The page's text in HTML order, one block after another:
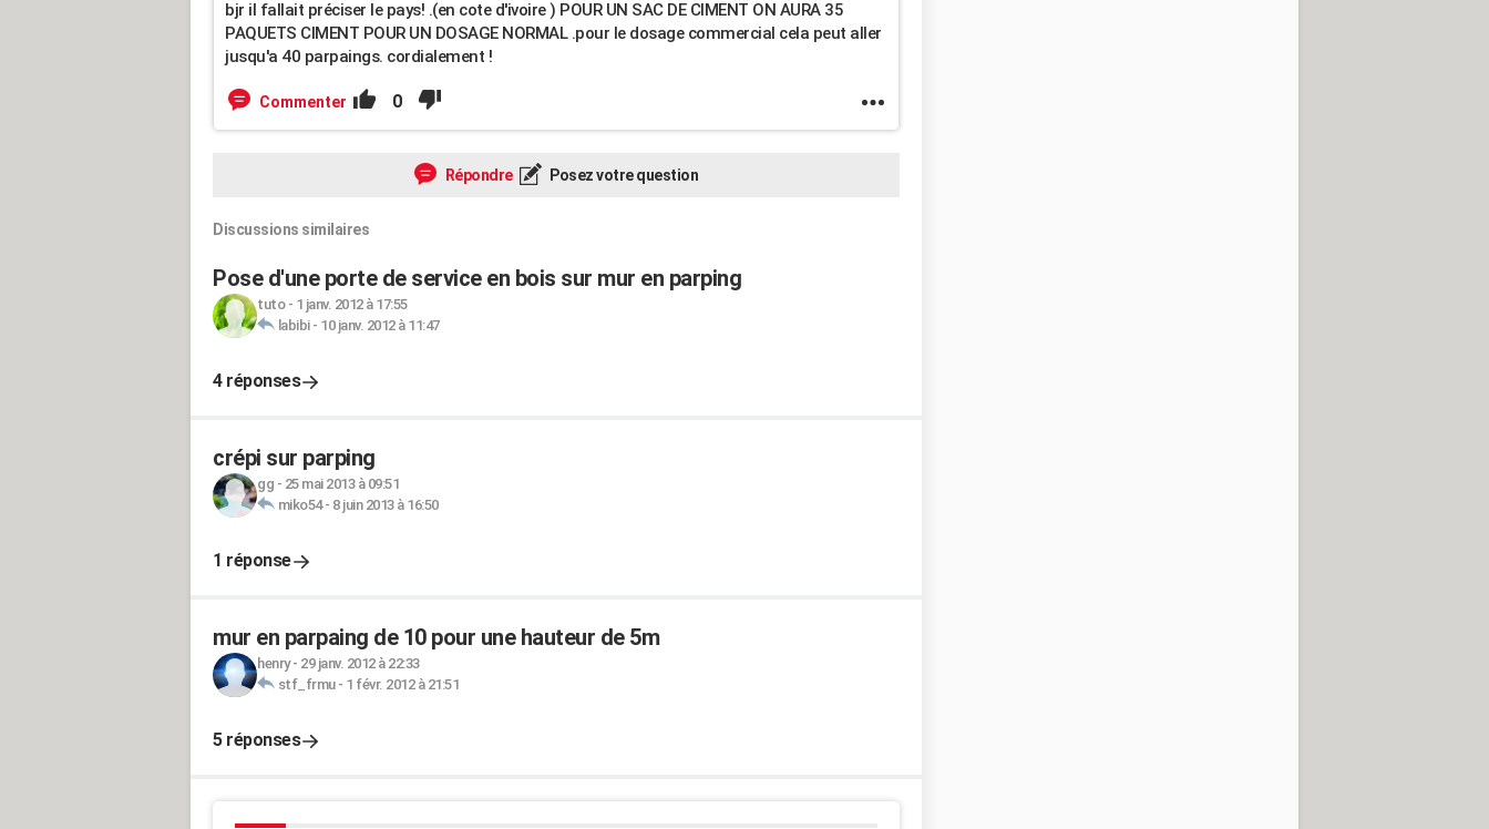
bjr il fallait préciser le pays! .(en cote d'ivoire ) POUR UN SAC DE CIMENT ON AURA 35
PAQUETS CIMENT POUR UN DOSAGE NORMAL .pour le dosage commercial cela peut aller
jusqu'a 40 parpaings. cordialement !
Commenter 0
Répondre Posez votre question
Discussions similaires
Pose d'une porte de service en bois sur mur en parping
tuto- 1 janv. 2012 à 17:55
labibi- 10 janv. 2012 à 11:47
4 réponses
crépi sur parping
gg - 25 mai 2013 à 09:51
miko54- 8 juin 2013 à 16:50
1 réponse
mur en parpaing de 10 pour une hauteur de 5m
henry- 29 janv. 2012 à 22:33
stf_frmu- 1 févr. 2012 à 21:51
5 réponses